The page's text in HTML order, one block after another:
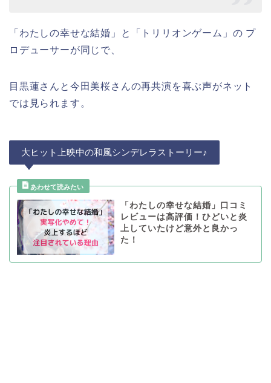
「わたしの幸せな結婚」と「トリリオンゲーム」の プ
ロデューサーが同じで、
目黒蓮さんと今田美桜さんの再共演を喜ぶ声がネット
では見られます。
大ヒット上映中の和風シンデレラストーリー♪
「わたしの幸せな結婚」口コミ
レビューは高評価！ひどいと炎
上していたけど意外と良かっ
た！